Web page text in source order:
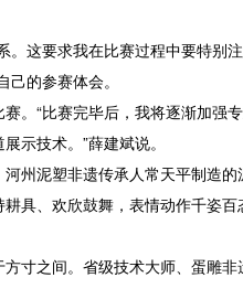
这要求我在比赛过程中要特别注
的参赛体会。
“比赛完毕后，我将逐渐加强
示技术。”薛建斌说。
泥塑非遗传承人常天平制造的
具、欢欣鼓舞，表情动作千姿百
寸之间。省级技术大师、蛋雕非